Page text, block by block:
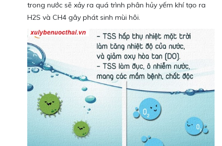
trong nước sẽ xảy ra quá trình phân hủy yếm khí tạo ra
H2S và CH4 gây phát sinh mùi hôi.